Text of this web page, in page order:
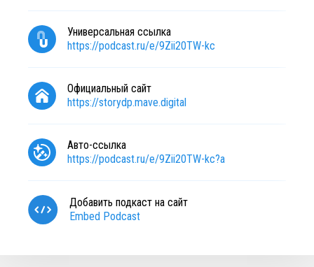
Универсальная ссылка
https://podcast.ru/e/9Zii20TW-kc
Официальный сайт
https://storydp.mave.digital
Авто-ссылка
https://podcast.ru/e/9Zii20TW-kc?a
Добавить подкаст на сайт
Embed Podcast